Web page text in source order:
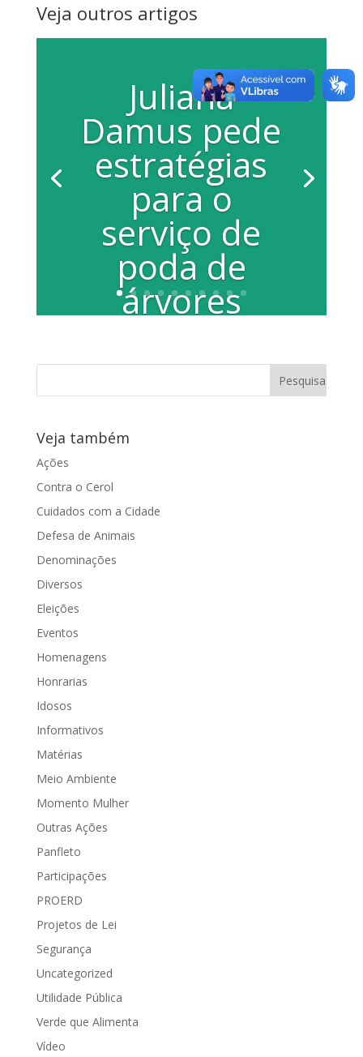
Veja outros artigos
Juliana
Damus pede
estratégias
para o
serviço de
poda de
árvores
Veja também
Ações
Contra o Cerol
Cuidados com a Cidade
Defesa de Animais
Denominações
Diversos
Eleições
Eventos
Homenagens
Honrarias
Idosos
Informativos
Matérias
Meio Ambiente
Momento Mulher
Outras Ações
Panfleto
Participações
PROERD
Projetos de Lei
Segurança
Uncategorized
Utilidade Pública
Verde que Alimenta
Vídeo